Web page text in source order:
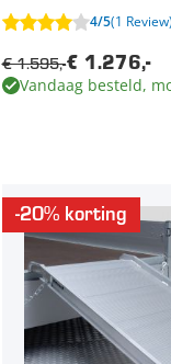
4/5(1 Review)
€ 1.276,-
€ 1.595,-
Vandaag besteld,
-20% korting